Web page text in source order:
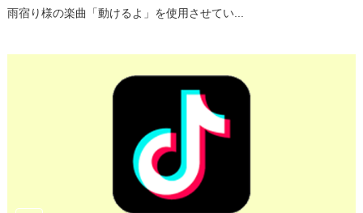
雨宿り様の楽曲「動けるよ」を使用させてい...